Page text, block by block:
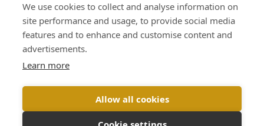
We use cookies to collect and analyse information on
site performance and usage, to provide social media
features and to enhance and customise content and
advertisements.
Learn more
Allow all cookies
联系方式
关注我们